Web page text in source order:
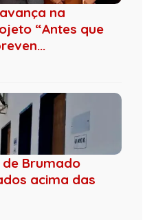
na
“Antes que
de Brumado
acima das